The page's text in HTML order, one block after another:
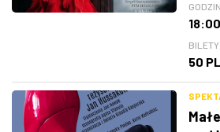
18:00
BILETY
50